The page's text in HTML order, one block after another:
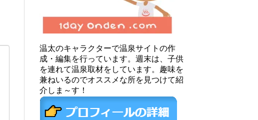
温太のキャラクターで温泉サイトの作
成・編集を行っています。週末は、子供
を連れて温泉取材をしています。趣味を
兼ねいるのでオススメな所を見つけて紹
介しま～す！